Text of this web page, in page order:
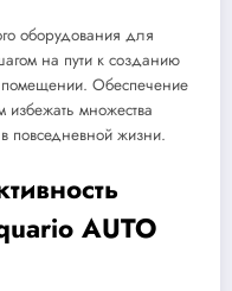
оборудования для
на пути к созданию
Обеспечение
множества
повседневной жизни.
AUTO